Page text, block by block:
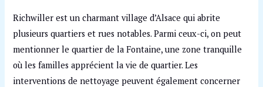
Richwiller est un charmant village d’Alsace qui abrite
plusieurs quartiers et rues notables. Parmi ceux-ci, on peut
mentionner le quartier de la Fontaine, une zone tranquille
où les familles apprécient la vie de quartier. Les
interventions de nettoyage peuvent également concerner